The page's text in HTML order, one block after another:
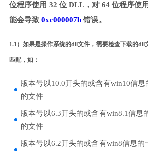
位程序使用 32 位 DLL，对 64 位程序使
能会导致 0xc000007b错误。
1.1）如果是操作系统的dll文件，需要检查下载的dll
匹配，如：
版本号以10.0开头的或含有win10信息
的文件
版本号以6.3开头的或含有win8.1信息
的文件
版本号以6.2开头的或含有win8信息的